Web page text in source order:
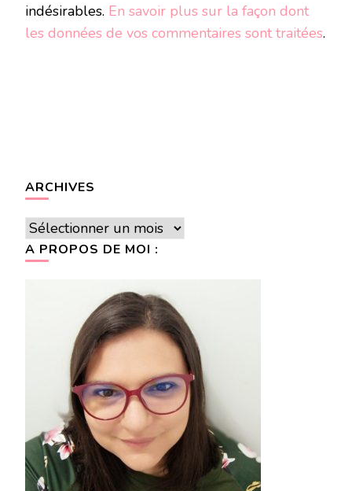
indésirables. En savoir plus sur la façon dont
les données de vos commentaires sont traitées.
ARCHIVES
Archives
A PROPOS DE MOI :